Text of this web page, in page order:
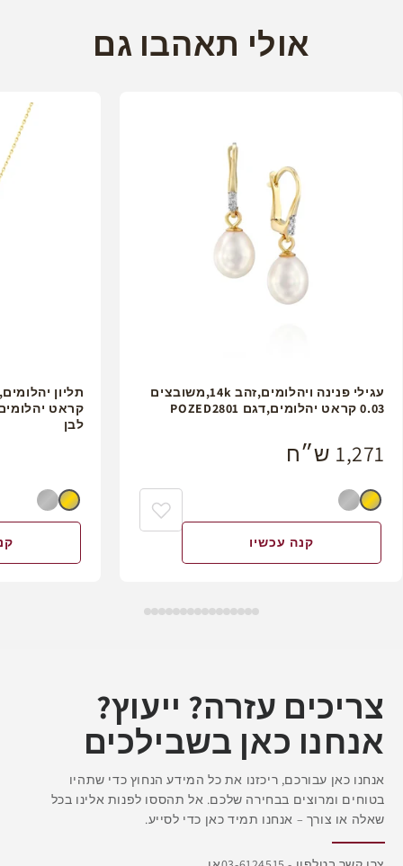
אולי תאהבו גם
עגילי פנינה ויהלומים,זהב 14k,משובצים
0.03 קראט יהלומים,דגם POZED2801
1,271 ש״ח
קנה עכשיו
לבן
צריכים עזרה? ייעוץ?
אנחנו כאן בשבילכים
אנחנו כאן עבורכם, ריכזנו את כל המידע הנחוץ כדי שתהיו
בטוחים ומרוצים בבחירה שלכם. אל תהססו לפנות אלינו בכל
שאלה או צורך – אנחנו תמיד כאן כדי לסייע.